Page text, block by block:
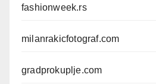
fashionweek.rs
milanrakicfotograf.com
gradprokuplje.com